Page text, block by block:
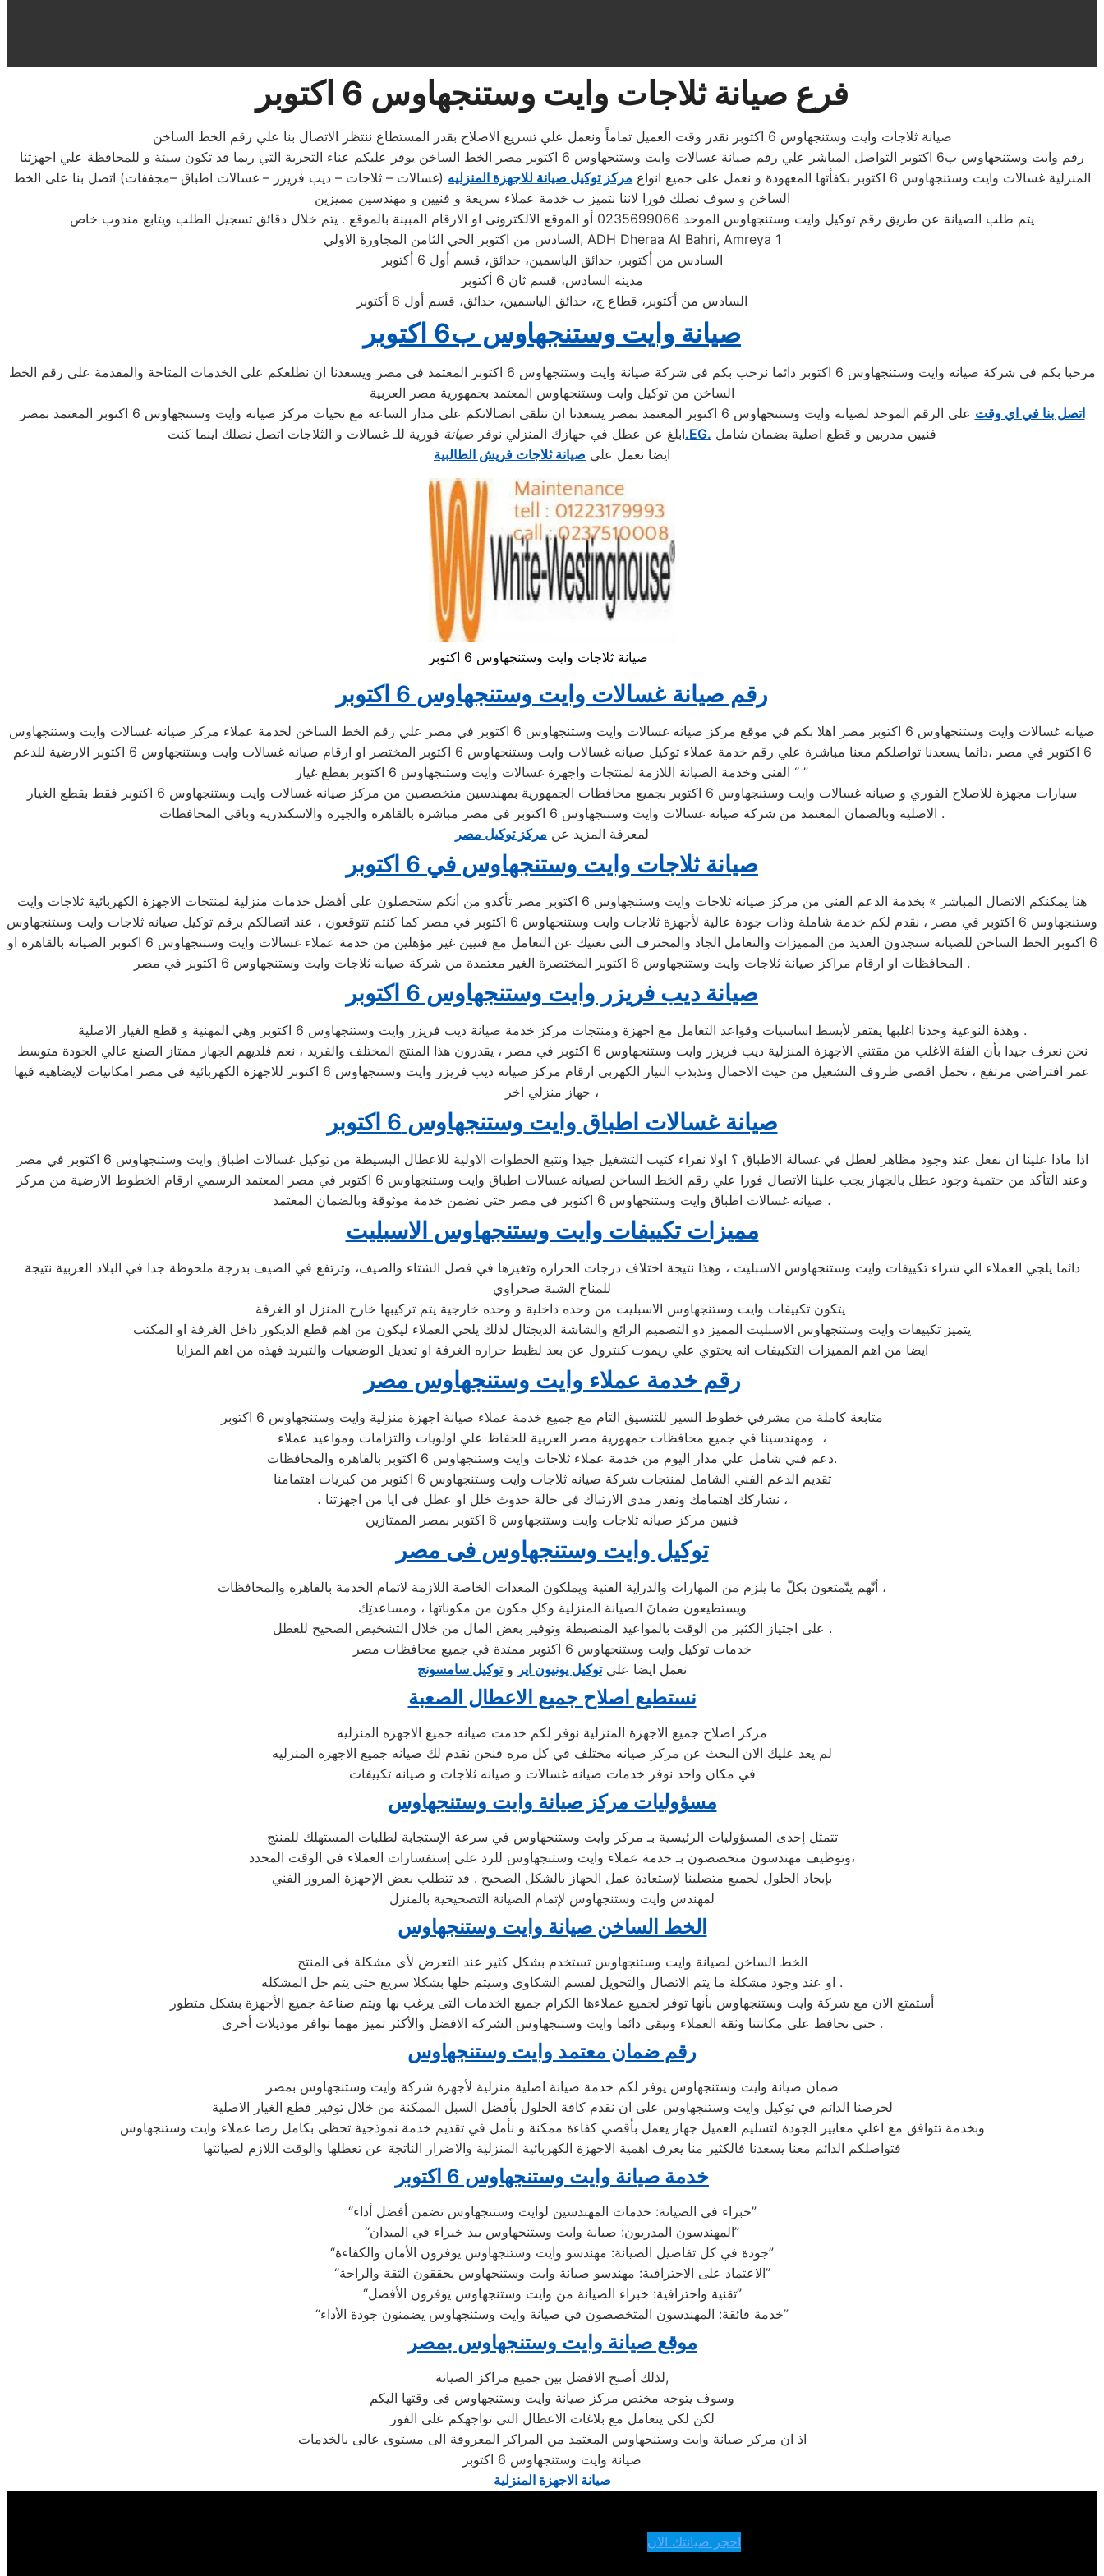
فرع صيانة ثلاجات وايت وستنجهاوس 6 اكتوبر
صيانة ثلاجات وايت وستنجهاوس 6 اكتوبر نقدر وقت العميل تماماً ونعمل علي تسريع الاصلاح بقدر المستطاع ننتظر الاتصال بنا علي رقم الخط الساخن
رقم وايت وستنجهاوس ب6 اكتوبر التواصل المباشر علي رقم صيانة غسالات وايت وستنجهاوس 6 اكتوبر مصر الخط الساخن يوفر عليكم عناء التجربة التي ربما قد تكون سيئة و للمحافظة علي اجهزتنا
المنزلية غسالات وايت وستنجهاوس 6 اكتوبر بكفأتها المعهودة و نعمل على جميع انواع
مركز توكيل صيانة للاجهزة المنزليه (غسالات – ثلاجات – ديب فريزر – غسالات اطباق –مجففات) اتصل بنا على الخط
الساخن و سوف نصلك فورا لاننا نتميز ب خدمة عملاء سريعة و فنيين و مهندسين مميزين
يتم طلب الصيانة عن طريق رقم توكيل وايت وستنجهاوس الموحد 0235699066 أو الموقع الالكترونى او الارقام المبينة بالموقع . يتم خلال دقائق تسجيل الطلب ويتابع مندوب خاص
السادس من اكتوبر الحي الثامن المجاورة الاولي, ADH Dheraa Al Bahri, Amreya 1
السادس من أكتوبر، حدائق الياسمين، حدائق، قسم أول 6 أكتوبر
مدينه السادس، قسم ثان 6 أكتوبر
السادس من أكتوبر، قطاع ج، حدائق الياسمين، حدائق، قسم أول 6 أكتوبر
صيانة وايت وستنجهاوس ب6 اكتوبر
مرحبا بكم في شركة صيانه وايت وستنجهاوس 6 اكتوبر دائما نرحب بكم في شركة صيانة وايت وستنجهاوس 6 اكتوبر المعتمد في مصر ويسعدنا ان نطلعكم علي الخدمات المتاحة والمقدمة علي رقم الخط
الساخن من توكيل وايت وستنجهاوس المعتمد بجمهورية مصر العربية
اتصل بنا في اي وقت على الرقم الموحد لصيانه وايت وستنجهاوس 6 اكتوبر المعتمد بمصر يسعدنا ان نتلقى اتصالاتكم على مدار الساعه مع تحيات مركز صيانه وايت وستنجهاوس 6 اكتوبر المعتمد بمصر
ابلغ عن عطل في جهازك المنزلي نوفر صيانة فورية للـ غسالات و الثلاجات اتصل نصلك اينما كنت .EG. فنيين مدربين و قطع اصلية بضمان شامل
ايضا نعمل علي صيانة ثلاجات فريش الطالبية
صيانة ثلاجات وايت وستنجهاوس 6 اكتوبر
رقم صيانة غسالات وايت وستنجهاوس 6 اكتوبر
صيانه غسالات وايت وستنجهاوس 6 اكتوبر مصر اهلا بكم في موقع مركز صيانه غسالات وايت وستنجهاوس 6 اكتوبر في مصر علي رقم الخط الساخن لخدمة عملاء مركز صيانه غسالات وايت وستنجهاوس
6 اكتوبر في مصر ،دائما يسعدنا تواصلكم معنا مباشرة علي رقم خدمة عملاء توكيل صيانه غسالات وايت وستنجهاوس 6 اكتوبر المختصر او ارقام صيانه غسالات وايت وستنجهاوس 6 اكتوبر الارضية للدعم
الفني وخدمة الصيانة اللازمة لمنتجات واجهزة غسالات وايت وستنجهاوس 6 اكتوبر بقطع غيار “ ”
سيارات مجهزة للاصلاح الفوري و صيانه غسالات وايت وستنجهاوس 6 اكتوبر بجميع محافظات الجمهورية بمهندسين متخصصين من مركز صيانه غسالات وايت وستنجهاوس 6 اكتوبر فقط بقطع الغيار
الاصلية وبالصمان المعتمد من شركة صيانه غسالات وايت وستنجهاوس 6 اكتوبر في مصر مباشرة بالقاهره والجيزه والاسكندريه وباقي المحافظات .
لمعرفة المزيد عن مركز توكيل مصر
صيانة ثلاجات وايت وستنجهاوس في 6 اكتوبر
هنا يمكنكم الاتصال المباشر » بخدمة الدعم الفنى من مركز صيانه ثلاجات وايت وستنجهاوس 6 اكتوبر مصر تأكدو من أنكم ستحصلون على أفضل خدمات منزلية لمنتجات الاجهزة الكهربائية ثلاجات وايت
وستنجهاوس 6 اكتوبر في مصر ، نقدم لكم خدمة شاملة وذات جودة عالية لأجهزة ثلاجات وايت وستنجهاوس 6 اكتوبر في مصر كما كنتم تتوقعون ، عند اتصالكم برقم توكيل صيانه ثلاجات وايت وستنجهاوس
6 اكتوبر الخط الساخن للصيانة ستجدون العديد من المميزات والتعامل الجاد والمحترف التي تغنيك عن التعامل مع فنيين غير مؤهلين من خدمة عملاء غسالات وايت وستنجهاوس 6 اكتوبر الصيانة بالقاهره او
المحافظات او ارقام مراكز صيانة ثلاجات وايت وستنجهاوس 6 اكتوبر المختصرة الغير معتمدة من شركة صيانه ثلاجات وايت وستنجهاوس 6 اكتوبر في مصر .
صيانة ديب فريزر وايت وستنجهاوس 6 اكتوبر
وهذة النوعية وجدنا اغلبها يفتقر لأبسط اساسيات وقواعد التعامل مع اجهزة ومنتجات مركز خدمة صيانة ديب فريزر وايت وستنجهاوس 6 اكتوبر وهي المهنية و قطع الغيار الاصلية .
نحن نعرف جيدا بأن الفئة الاغلب من مقتني الاجهزة المنزلية ديب فريزر وايت وستنجهاوس 6 اكتوبر في مصر ، يقدرون هذا المنتج المختلف والفريد ، نعم فلديهم الجهاز ممتاز الصنع عالي الجودة متوسط
عمر افتراضي مرتفع ، تحمل اقصي ظروف التشغيل من حيث الاحمال وتذبذب التيار الكهربي ارقام مركز صيانه ديب فريزر وايت وستنجهاوس 6 اكتوبر للاجهزة الكهربائية في مصر امكانيات لايضاهيه فيها
جهاز منزلي اخر ،
صيانة غسالات اطباق وايت وستنجهاوس 6 اكتوبر
اذا ماذا علينا ان نفعل عند وجود مظاهر لعطل في غسالة الاطباق ؟ اولا نقراء كتيب التشغيل جيدا ونتبع الخطوات الاولية للاعطال البسيطة من توكيل غسالات اطباق وايت وستنجهاوس 6 اكتوبر في مصر
وعند التأكد من حتمية وجود عطل بالجهاز يجب علينا الاتصال فورا علي رقم الخط الساخن لصيانه غسالات اطباق وايت وستنجهاوس 6 اكتوبر في مصر المعتمد الرسمي ارقام الخطوط الارضية من مركز
صيانه غسالات اطباق وايت وستنجهاوس 6 اكتوبر في مصر حتي نضمن خدمة موثوقة وبالضمان المعتمد ،
مميزات تكييفات وايت وستنجهاوس الاسبليت
دائما يلجي العملاء الي شراء تكييفات وايت وستنجهاوس الاسبليت ، وهذا نتيجة اختلاف درجات الحراره وتغيرها في فصل الشتاء والصيف، وترتفع في الصيف بدرجة ملحوظة جدا في البلاد العربية نتيجة
للمناخ الشبة صحراوي
يتميز تكييفات وايت وستنجهاوس الاسبليت المميز ذو التصميم الرائع والشاشة الديجتال لذلك يلجي العملاء ليكون من اهم قطع الديكور داخل الغرفة او المكتب
ايضا من اهم المميزات التكييفات انه يحتوي علي ريموت كنترول عن بعد لظبط حراره الغرفة او تعديل الوضعيات والتبريد فهذه من اهم المزايا
رقم خدمة عملاء وايت وستنجهاوس مصر
متابعة كاملة من مشرفي خطوط السير للتنسيق التام مع جميع خدمة عملاء صيانة اجهزة منزلية وايت وستنجهاوس 6 اكتوبر
ومهندسينا في جميع محافظات جمهورية مصر العربية للحفاظ علي اولويات والتزامات ومواعيد عملاء ،
دعم فني شامل علي مدار اليوم من خدمة عملاء ثلاجات وايت وستنجهاوس 6 اكتوبر بالقاهره والمحافظات.
تقديم الدعم الفني الشامل لمنتجات شركة صيانه ثلاجات وايت وستنجهاوس 6 اكتوبر من كبريات اهتمامنا
، نشاركك اهتمامك ونقدر مدي الارتباك في حالة حدوث خلل او عطل في ايا من اجهزتنا ،
فنيين مركز صيانه ثلاجات وايت وستنجهاوس 6 اكتوبر بمصر الممتازين
توكيل وايت وستنجهاوس فى مصر
أنّهم يتّمتعون بكلّ ما يلزم من المهارات والدراية الفنية ويملكون المعدات الخاصة اللازمة لاتمام الخدمة بالقاهره والمحافظات ،
ويستطيعون ضمانَ الصيانة المنزلية وكلِ مكون من مكوناتها ، ومساعدتِك
على اجتياز الكثير من الوقت بالمواعيد المنضبطة وتوفير بعض المال من خلال التشخيص الصحيح للعطل .
خدمات توكيل وايت وستنجهاوس 6 اكتوبر ممتدة في جميع محافظات مصر
نعمل ايضا عليتوكيل يونيون اير وتوكيل سامسونج
نستطيع اصلاح جميع الاعطال الصعبة
مركز اصلاح جميع الاجهزة المنزلية نوفر لكم خدمت صيانه جميع الاجهزه المنزليه
لم يعد عليك الان البحث عن مركز صيانه مختلف في كل مره فنحن نقدم لك صيانه جميع الاجهزه المنزليه
في مكان واحد نوفر خدمات صيانه غسالات و صيانه ثلاجات و صيانه تكييفات
مسؤوليات مركز صيانة وايت وستنجهاوس
تتمثل إحدى المسؤوليات الرئيسية بـ مركز وايت وستنجهاوس في سرعة الإستجابة لطلبات المستهلك للمنتج
وتوظيف مهندسون متخصصون بـ خدمة عملاء وايت وستنجهاوس للرد علي إستفسارات العملاء في الوقت المحدد،
بإيجاد الحلول لجميع متصلينا لإستعادة عمل الجهاز بالشكل الصحيح . قد تتطلب بعض الإجهزة المرور الفني
لمهندس وايت وستنجهاوس لإتمام الصيانة التصحيحية بالمنزل
الخط الساخن صيانة وايت وستنجهاوس
الخط الساخن لصيانة وايت وستنجهاوس تستخدم بشكل كثير عند التعرض لأى مشكلة فى المنتج
او عند وجود مشكلة ما يتم الاتصال والتحويل لقسم الشكاوى وسيتم حلها بشكلا سريع حتى يتم حل المشكله .
أستمتع الان مع شركة وايت وستنجهاوس بأنها توفر لجميع عملاءها الكرام جميع الخدمات التى يرغب بها ويتم صناعة جميع الأجهزة بشكل متطور
حتى نحافظ على مكانتنا وثقة العملاء وتبقى دائما وايت وستنجهاوس الشركة الافضل والأكثر تميز مهما توافر موديلات أخرى .
رقم ضمان معتمد وايت وستنجهاوس
ضمان صيانة وايت وستنجهاوس يوفر لكم خدمة صيانة اصلية منزلية لأجهزة شركة وايت وستنجهاوس بمصر
لحرصنا الدائم في توكيل وايت وستنجهاوس على ان نقدم كافة الحلول بأفضل السبل الممكنة من خلال توفير قطع الغيار الاصلية
وبخدمة تتوافق مع اعلي معايير الجودة لتسليم العميل جهاز يعمل بأقصي كفاءة ممكنة و نأمل في تقديم خدمة نموذجية تحظى بكامل رضا عملاء وايت وستنجهاوس
فتواصلكم الدائم معنا يسعدنا فالكثير منا يعرف اهمية الاجهزة الكهربائية المنزلية والاضرار الناتجة عن تعطلها والوقت اللازم لصيانتها
خدمة صيانة وايت وستنجهاوس 6 اكتوبر
“خبراء في الصيانة: خدمات المهندسين لوايت وستنجهاوس تضمن أفضل أداء”
“المهندسون المدربون: صيانة وايت وستنجهاوس بيد خبراء في الميدان”
“جودة في كل تفاصيل الصيانة: مهندسو وايت وستنجهاوس يوفرون الأمان والكفاءة”
“الاعتماد على الاحترافية: مهندسو صيانة وايت وستنجهاوس يحققون الثقة والراحة”
“تقنية واحترافية: خبراء الصيانة من وايت وستنجهاوس يوفرون الأفضل”
“خدمة فائقة: المهندسون المتخصصون في صيانة وايت وستنجهاوس يضمنون جودة الأداء”
موقع صيانة وايت وستنجهاوس بمصر
لذلك أصبح الافضل بين جميع مراكز الصيانة,
وسوف يتوجه مختص مركز صيانة وايت وستنجهاوس فى وقتها اليكم
لكن لكي يتعامل مع بلاغات الاعطال التي تواجهكم على الفور
اذ ان مركز صيانة وايت وستنجهاوس المعتمد من المراكز المعروفة الى مستوى عالى بالخدمات
صيانة وايت وستنجهاوس 6 اكتوبر
صيانة الاجهزة المنزلية
احجز صيانتك الان